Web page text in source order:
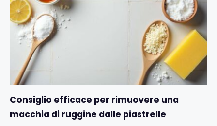
Consiglio efficace per rimuovere una
macchia di ruggine dalle piastrelle